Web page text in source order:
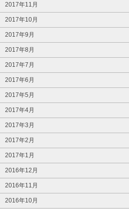
2017年11月
2017年10月
2017年9月
2017年8月
2017年7月
2017年6月
2017年5月
2017年4月
2017年3月
2017年2月
2017年1月
2016年12月
2016年11月
2016年10月